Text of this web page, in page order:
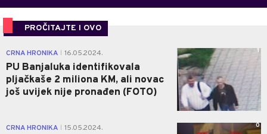
PROČITAJTE I OVO
CRNA HRONIKA 16.05.2024.
PU Banjaluka identifikovala
pljačkaše 2 miliona KM, ali novac
još uvijek nije pronađen (FOTO)
1
CRNA HRONIKA 15.05.2024. 0